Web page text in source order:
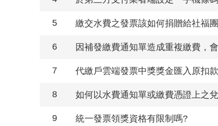
5 繳交水費之發票該如何捐贈給社福
6 因補發繳費通知單造成重複繳費，
7 代繳戶雲端發票中獎獎金匯入原扣
8 如何以水費通知單或繳費憑證上之
9 統一發票領獎資格有限制嗎?